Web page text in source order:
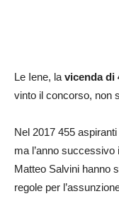
Le Iene, lavicenda di
vinto il concorso, non
Nel 2017 455
ma l’anno successivo
Matteo Salvini hanno
regole per